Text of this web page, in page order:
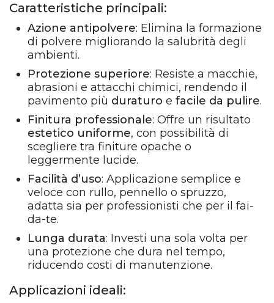
Caratteristiche principali:
Azione antipolvere: Elimina la formazione
di polvere migliorando la salubrità degli
ambienti.
Protezione superiore: Resiste a macchie,
abrasioni e attacchi chimici, rendendo il
pavimento più duraturo efacile da pulire.
Finitura professionale: Offre un risultato
estetico uniforme, con possibilità di
scegliere tra finiture opache o
leggermente lucide.
Facilità d’uso: Applicazione semplice e
veloce con rullo, pennello o spruzzo,
adatta sia per professionisti che per il fai-
da-te.
Lunga durata: Investi una sola volta per
una protezione che dura nel tempo,
riducendo costi di manutenzione.
Applicazioni ideali: